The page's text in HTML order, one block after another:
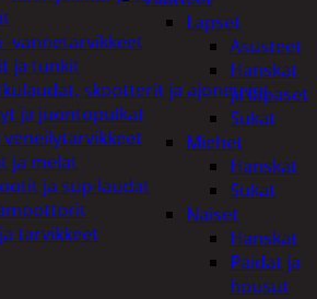
Lapset
Asusteet
Hanskat
ja lapaset
Sukat
Miehet
Hanskat
Sukat
Naiset
Hanskat
Paidat ja
housut
-vannetarvikkeet
ja tunkit
skootterit ja ajoneuvot
ja juontopulkat
veneilytarvikkeet
ja melat
ja sup-laudat
tarvikkeet